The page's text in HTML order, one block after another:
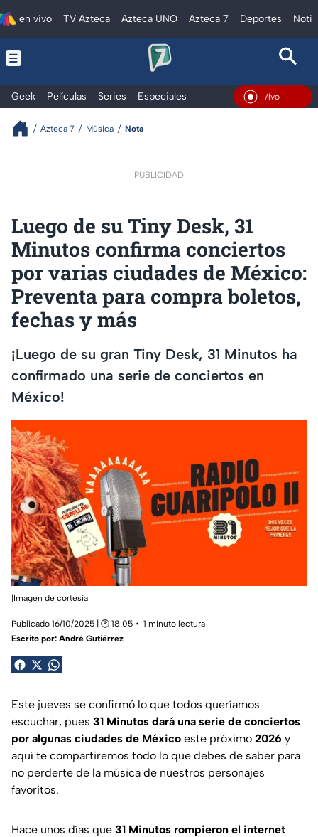
en vivo TV Azteca Azteca UNO Azteca 7 Deportes
Geek Películas Series Especiales En Vivo
Azteca 7 Música Nota
PUBLICIDAD
Luego de su Tiny Desk, 31
Minutos confirma conciertos
por varias ciudades de México:
Preventa para compra boletos,
fechas y más
¡Luego de su gran Tiny Desk, 31 Minutos ha
confirmado una serie de conciertos en
México!
|Imagen de cortesía
Publicado 16/10/2025 | 🕑 18:05
1 minuto lectura
Escrito por: André Gutiérrez
Este jueves se confirmó lo que todos queríamos
escuchar, pues 31 Minutos dará una serie de conciertos
por algunas ciudades de México este próximo 2026 y
aquí te compartiremos todo lo que debes de saber para
no perderte de la música de nuestros personajes
favoritos.
Hace unos días que 31 Minutos rompieron el internet